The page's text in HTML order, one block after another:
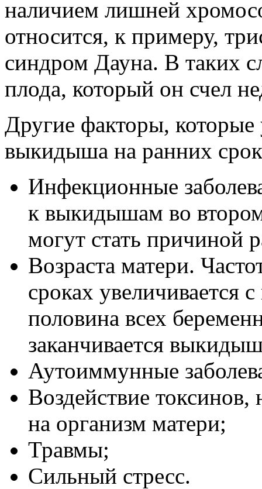
наличием лишней
относится, к примеру,
синдром Дауна. В таких
плода, который он счел
Другие факторы, которые
выкидыша на ранних
Инфекционные
к выкидышам во
могут стать причиной
Возраста матери.
сроках увеличивается
половина всех
заканчивается
Аутоиммунные
Воздействие
на организм матери;
Травмы;
Сильный стресс.